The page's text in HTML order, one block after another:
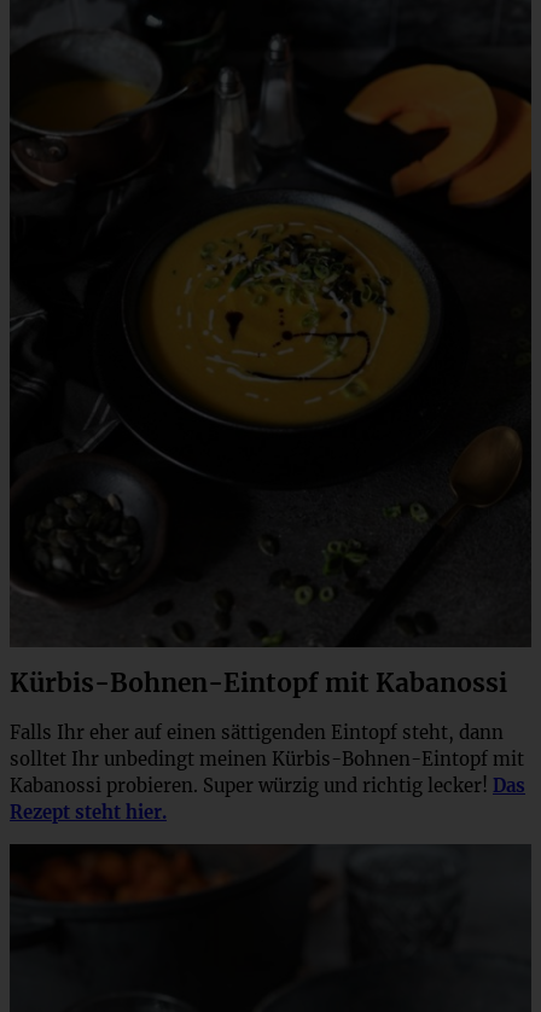
Kürbis-Bohnen-Eintopf mit Kabanossi
Falls Ihr eher auf einen sättigenden Eintopf steht, dann
solltet Ihr unbedingt meinen Kürbis-Bohnen-Eintopf mit
Kabanossi probieren. Super würzig und richtig lecker! Das
Rezept steht hier.